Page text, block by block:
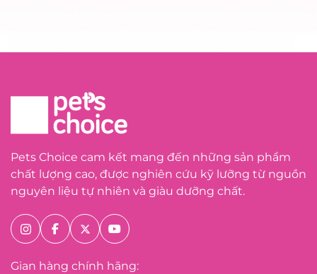
Pets Choice cam kết mang đến những sản phẩm
chất lượng cao, được nghiên cứu kỹ lưỡng từ nguồn
nguyên liệu tự nhiên và giàu dưỡng chất.
Gian hàng chính hãng: